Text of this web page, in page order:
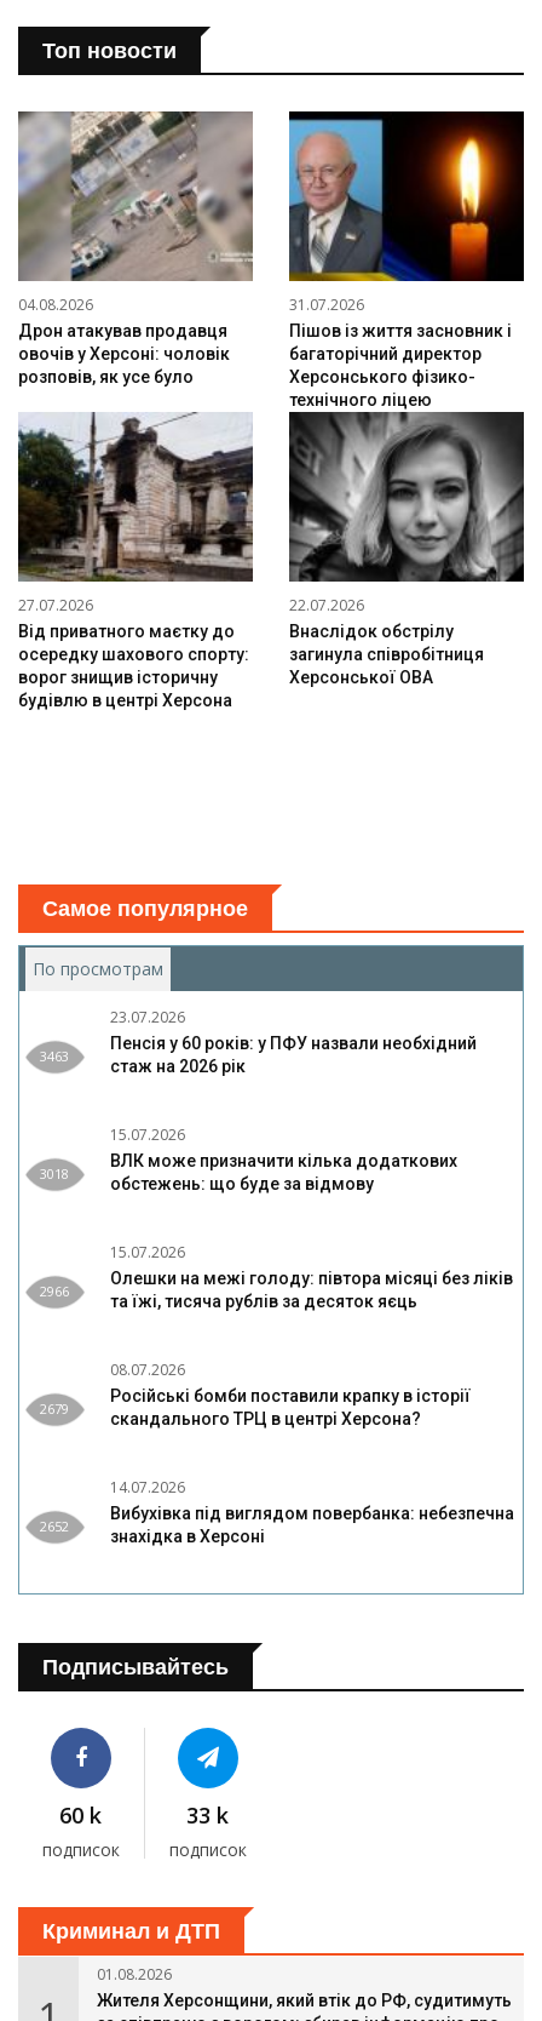
Топ новости
04.08.2026
Дрон атакував продавця
овочів у Херсоні: чоловік
розповів, як усе було
31.07.2026
Пішов із життя засновник і
багаторічний директор
Херсонського фізико-
технічного ліцею
27.07.2026
Від приватного маєтку до
осередку шахового спорту:
ворог знищив історичну
будівлю в центрі Херсона
22.07.2026
Внаслідок обстрілу
загинула співробітниця
Херсонської ОВА
Самое популярное
По просмотрам
3463
23.07.2026
Пенсія у 60 років: у ПФУ назвали необхідний
стаж на 2026 рік
3018
15.07.2026
ВЛК може призначити кілька додаткових
обстежень: що буде за відмову
2966
15.07.2026
Олешки на межі голоду: півтора місяці без ліків
та їжі, тисяча рублів за десяток яєць
2679
08.07.2026
Російські бомби поставили крапку в історії
скандального ТРЦ в центрі Херсона?
2652
14.07.2026
Вибухівка під виглядом повербанка: небезпечна
знахідка в Херсоні
Подписывайтесь
60 k
подписок
33 k
подписок
Криминал и ДТП
01.08.2026
Жителя Херсонщини, який втік до РФ, судитимуть